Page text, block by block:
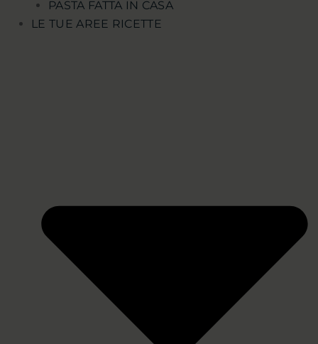
PASTA FATTA IN CASA
LE TUE AREE RICETTE